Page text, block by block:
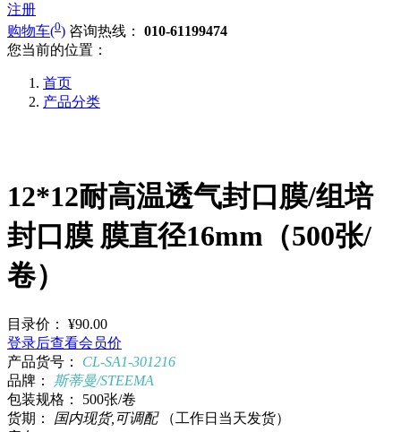
注册
购物车(0) 咨询热线： 010-61199474
您当前的位置：
首页
产品分类
12*12耐高温透气封口膜/组培
封口膜 膜直径16mm（500张/
卷）
目录价：
¥90.00
登录后查看会员价
产品货号：
CL-SA1-301216
品牌：
斯蒂曼/STEEMA
包装规格：
500张/卷
货期：
国内现货,可调配
（工作日当天发货）